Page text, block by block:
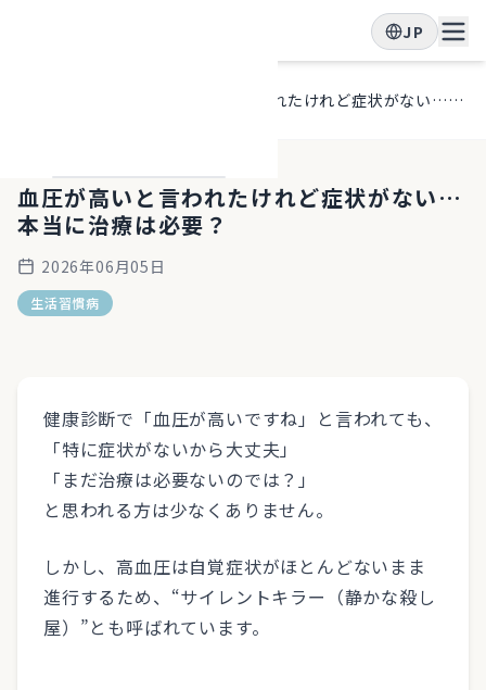
JP
血圧が高いと言われたけれど症状がない…本当に治療は必要？
血圧が高いと言われたけれど症状がない…
本当に治療は必要？
2026年06月05日
生活習慣病
健康診断で「血圧が高いですね」と言われても、
「特に症状がないから大丈夫」
「まだ治療は必要ないのでは？」
と思われる方は少なくありません。
しかし、高血圧は自覚症状がほとんどないまま
進行するため、“サイレントキラー（静かな殺し
屋）”とも呼ばれています。